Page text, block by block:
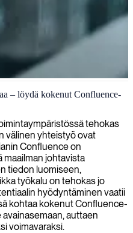
jotta tiimisi
ja työnkulkujesi täysi
– löydä kokenut Confluence-
tehokas
välinen yhteistyö ovat
Confluence on
johtavista
tiedon luomiseen,
työkalu on tehokas jo
hyödyntäminen vaatii
kohtaa kokenut Confluence-
auttaen
voimavaraksi.